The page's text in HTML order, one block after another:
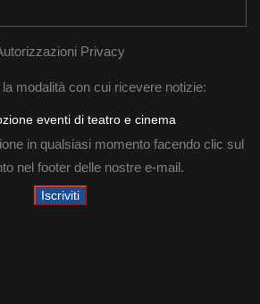
Privacy
modalità con cui ricevere notizie:
eventi di teatro e cinema
in qualsiasi momento facendo clic sul
nel footer delle nostre e-mail.